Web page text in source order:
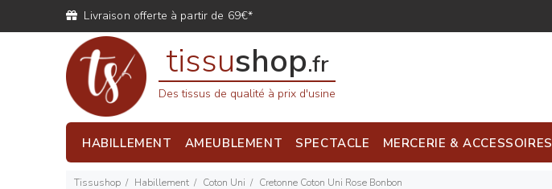
Livraison offerte à partir de 69€*
tissushop.fr
Des tissus de qualité à prix d'usine
HABILLEMENT AMEUBLEMENT SPECTACLE MERCERIE & ACCESSOIRES
Tissushop Habillement Coton Uni Cretonne Coton Uni Rose Bonbon